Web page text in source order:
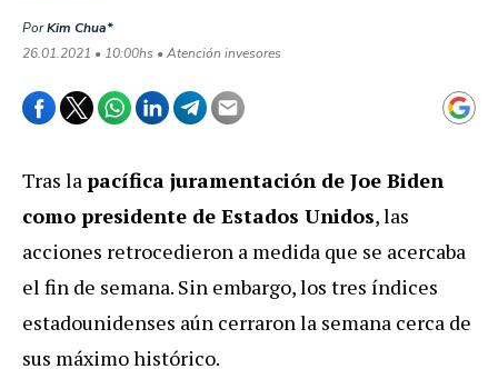
PorKim Chua*
26.01.2021 • 10:00hs • Atención invesores
Tras lapacífica juramentación de Joe Biden
como presidente de Estados Unidos, las
acciones retrocedieron a medida que se acercaba
el fin de semana. Sin embargo, los tres índices
estadounidenses aún cerraron la semana cerca de
sus máximo histórico.